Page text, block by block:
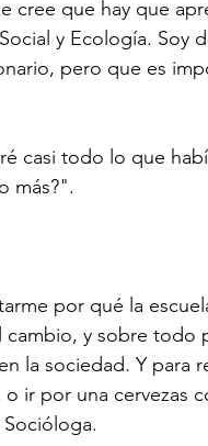
cree que hay que
y Ecología. Soy
pero que es
casi todo lo que
más?".
por qué la
cambio, y sobre todo
la sociedad. Y para
ir por una cervezas